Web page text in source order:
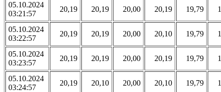
05.10.2024
03:21:57
20,19 20,19 20,00 20,19 19,79
05.10.2024
03:22:57
20,19 20,19 20,00 20,10 19,79
05.10.2024
03:23:57
20,19 20,19 20,00 20,19 19,79
05.10.2024
03:24:57
20,19 20,10 20,00 20,10 19,79